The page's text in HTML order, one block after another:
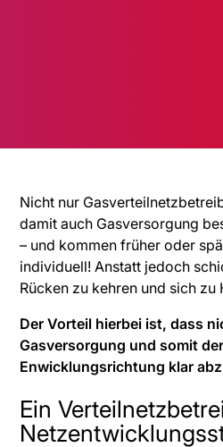
Nicht nur
damit auch Gasversorgung
– und kommen früher oder
individuell! Anstatt jedoch
Rücken zu kehren und sich
Der Vorteil hierbei ist, dass
Gasversorgung und somit
Enwicklungsrichtung klar
Ein